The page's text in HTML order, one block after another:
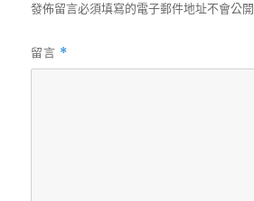
發佈留言必須填寫的電子郵件地址不會公開
留言 *